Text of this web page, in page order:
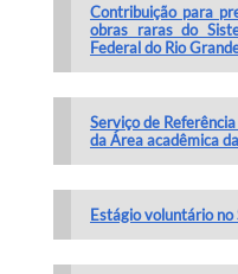
Contribuição para
obras raras do
Federal do Rio
Serviço de
da Área acadêmica
Estágio voluntário no